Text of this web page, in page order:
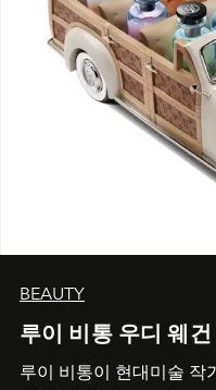
BEAUTY
루이 비통 우디 웨
루이 비통이 현대미술 작